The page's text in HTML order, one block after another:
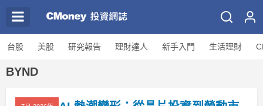
台股 美股 研究報告 理財達人 新手入門 生活理財
BYND